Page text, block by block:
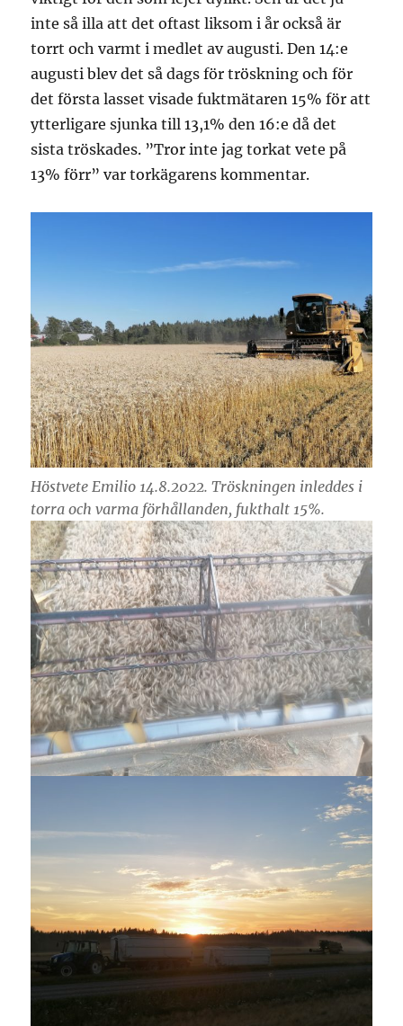
inte så illa att det oftast liksom i år också är
torrt och varmt i medlet av augusti. Den 14:e
augusti blev det så dags för tröskning och för
det första lasset visade fuktmätaren 15% för att
ytterligare sjunka till 13,1% den 16:e då det
sista tröskades. ”Tror inte jag torkat vete på
13% förr” var torkägarens kommentar.
Höstvete Emilio 14.8.2022. Tröskningen inleddes i
torra och varma förhållanden, fukthalt 15%.